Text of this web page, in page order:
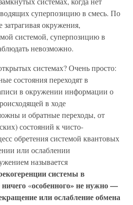
суперпозицию в смесь. По
окружения,
системой, суперпозицию в
невозможно.
системах? Очень просто:
состояния переходят в
в окружении информации о
в ходе
и обратные переходы, от
состояний к чисто-
обретения системой квантовых
или ослаблении
называется
системы в
«особенного» не нужно —
или ослабление обмена